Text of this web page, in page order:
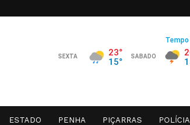
ESTADO PENHA PIÇARRAS POLÍCIA